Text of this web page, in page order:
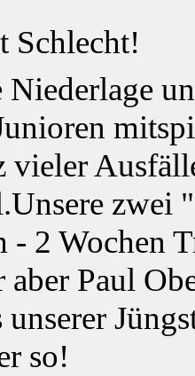
Schlecht!
Niederlage
vieler
zwei
- 2 Wochen
aber Paul
unserer
so!